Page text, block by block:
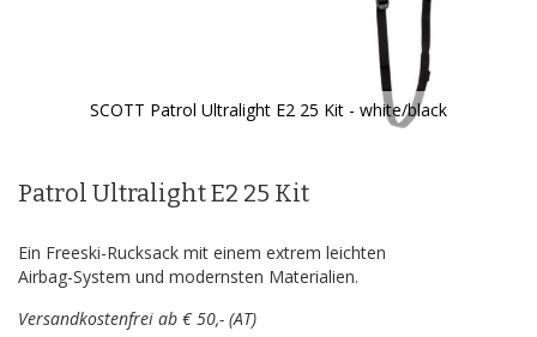
SCOTT Patrol Ultralight E2 25 Kit - white/black
der
Patrol Ultralight E2 25 Kit
Ein Freeski-Rucksack mit einem extrem leichten
Airbag-System und modernsten Materialien.
Versandkostenfrei ab € 50,- (AT)